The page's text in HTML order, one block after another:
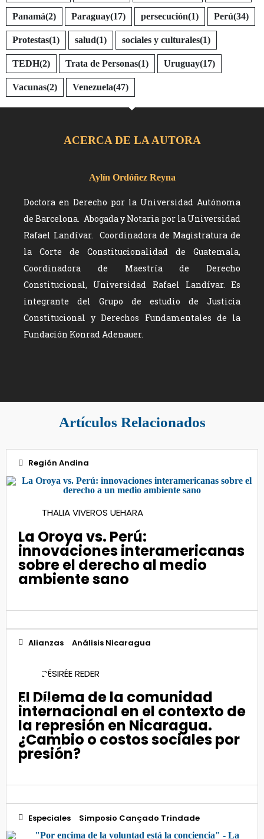
Panamá(2) Paraguay(17) persecución(1) Perú(34)
Protestas(1) salud(1) sociales y culturales(1)
TEDH(2) Trata de Personas(1) Uruguay(17)
Vacunas(2) Venezuela(47)
ACERCA DE LA AUTORA
Aylín Ordóñez Reyna
Doctora en Derecho por la Universidad Autónoma
de Barcelona. Abogada y Notaria por la Universidad
Rafael Landívar. Coordinadora de Magistratura de
la Corte de Constitucionalidad de Guatemala,
Coordinadora de Maestría de Derecho
Constitucional, Universidad Rafael Landívar. Es
integrante del Grupo de estudio de Justicia
Constitucional y Derechos Fundamentales de la
Fundación Konrad Adenauer.
Artículos Relacionados
Región Andina
17
THALIA VIVEROS UEHARA
La Oroya vs. Perú:
innovaciones interamericanas
sobre el derecho al medio
ambiente sano
Alianzas Análisis Nicaragua
29
Oct 2021
DÉSIRÉE REDER
El Dilema de la comunidad
internacional en el contexto de
la represión en Nicaragua.
¿Cambio o costos sociales por
presión?
Especiales Simposio Cançado Trindade